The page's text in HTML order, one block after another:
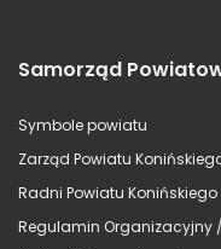
Samorząd
Symbole powiatu
Zarząd Powiatu
Radni Powiatu Konińskiego
Regulamin Organizacyjny